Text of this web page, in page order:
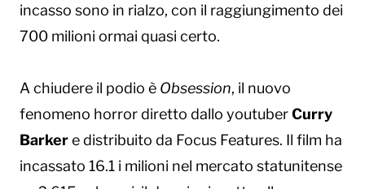
incasso sono in rialzo, con il raggiungimento dei
700 milioni ormai quasi certo.
A chiudere il podio è Obsession, il nuovo
fenomeno horror diretto dallo youtuberCurry
Barkere distribuito da Focus Features. Il film ha
incassato 16.1 i milioni nel mercato statunitense